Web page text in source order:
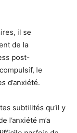
il se
de la
post-
le
d’anxiété.
subtilités qu’il y
l’anxiété m’a